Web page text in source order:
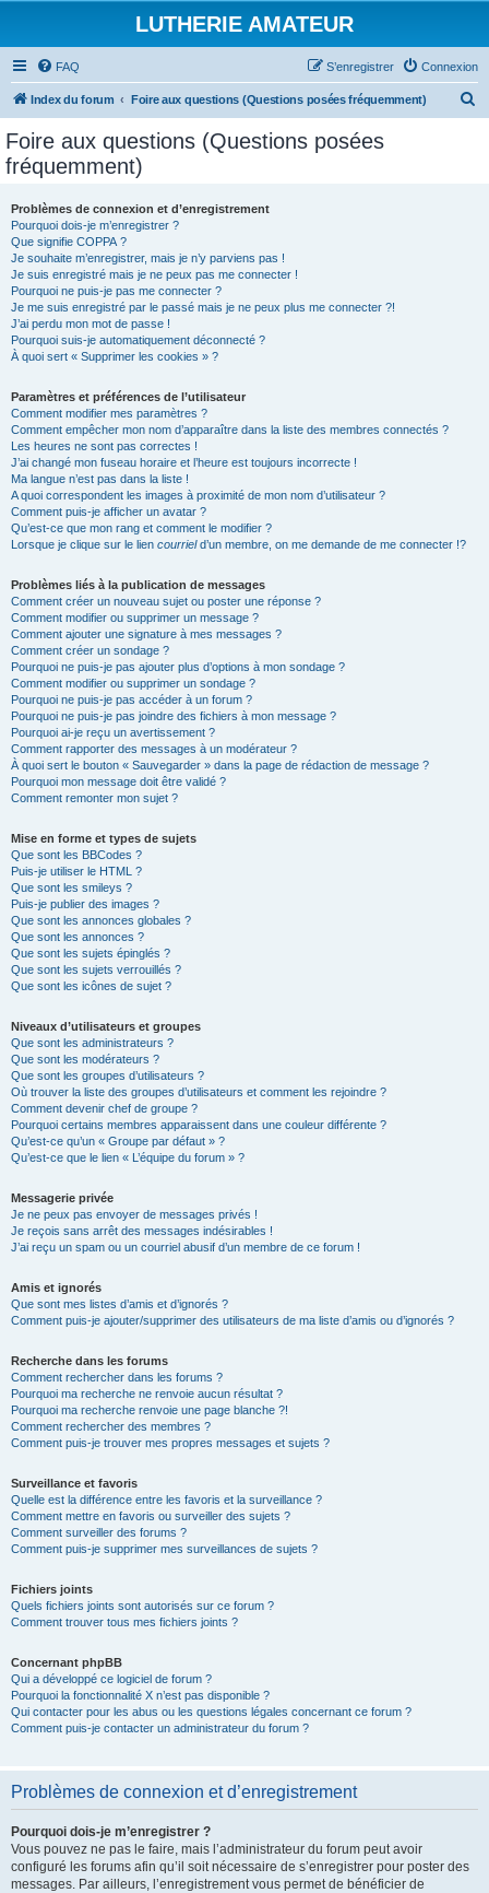
LUTHERIE AMATEUR
FAQ Connexion
S’enregistrer
Index du forum Foire aux questions (Questions posées fréquemment)
Foire aux questions (Questions posées
fréquemment)
Problèmes de connexion et d’enregistrement
Pourquoi dois-je m’enregistrer ?
Que signifie COPPA ?
Je souhaite m’enregistrer, mais je n’y parviens pas !
Je suis enregistré mais je ne peux pas me connecter !
Pourquoi ne puis-je pas me connecter ?
Je me suis enregistré par le passé mais je ne peux plus me connecter ?!
J’ai perdu mon mot de passe !
Pourquoi suis-je automatiquement déconnecté ?
À quoi sert « Supprimer les cookies » ?
Paramètres et préférences de l’utilisateur
Comment modifier mes paramètres ?
Comment empêcher mon nom d’apparaître dans la liste des membres connectés ?
Les heures ne sont pas correctes !
J’ai changé mon fuseau horaire et l’heure est toujours incorrecte !
Ma langue n’est pas dans la liste !
A quoi correspondent les images à proximité de mon nom d’utilisateur ?
Comment puis-je afficher un avatar ?
Qu’est-ce que mon rang et comment le modifier ?
Lorsque je clique sur le lien courrield’un membre, on me demande de me connecter !?
Problèmes liés à la publication de messages
Comment créer un nouveau sujet ou poster une réponse ?
Comment modifier ou supprimer un message ?
Comment ajouter une signature à mes messages ?
Comment créer un sondage ?
Pourquoi ne puis-je pas ajouter plus d’options à mon sondage ?
Comment modifier ou supprimer un sondage ?
Pourquoi ne puis-je pas accéder à un forum ?
Pourquoi ne puis-je pas joindre des fichiers à mon message ?
Pourquoi ai-je reçu un avertissement ?
Comment rapporter des messages à un modérateur ?
À quoi sert le bouton « Sauvegarder » dans la page de rédaction de message ?
Pourquoi mon message doit être validé ?
Comment remonter mon sujet ?
Mise en forme et types de sujets
Que sont les BBCodes ?
Puis-je utiliser le HTML ?
Que sont les smileys ?
Puis-je publier des images ?
Que sont les annonces globales ?
Que sont les annonces ?
Que sont les sujets épinglés ?
Que sont les sujets verrouillés ?
Que sont les icônes de sujet ?
Niveaux d’utilisateurs et groupes
Que sont les administrateurs ?
Que sont les modérateurs ?
Que sont les groupes d’utilisateurs ?
Où trouver la liste des groupes d’utilisateurs et comment les rejoindre ?
Comment devenir chef de groupe ?
Pourquoi certains membres apparaissent dans une couleur différente ?
Qu’est-ce qu’un « Groupe par défaut » ?
Qu’est-ce que le lien « L’équipe du forum » ?
Messagerie privée
Je ne peux pas envoyer de messages privés !
Je reçois sans arrêt des messages indésirables !
J’ai reçu un spam ou un courriel abusif d’un membre de ce forum !
Amis et ignorés
Que sont mes listes d’amis et d’ignorés ?
Comment puis-je ajouter/supprimer des utilisateurs de ma liste d’amis ou d’ignorés ?
Recherche dans les forums
Comment rechercher dans les forums ?
Pourquoi ma recherche ne renvoie aucun résultat ?
Pourquoi ma recherche renvoie une page blanche ?!
Comment rechercher des membres ?
Comment puis-je trouver mes propres messages et sujets ?
Surveillance et favoris
Quelle est la différence entre les favoris et la surveillance ?
Comment mettre en favoris ou surveiller des sujets ?
Comment surveiller des forums ?
Comment puis-je supprimer mes surveillances de sujets ?
Fichiers joints
Quels fichiers joints sont autorisés sur ce forum ?
Comment trouver tous mes fichiers joints ?
Concernant phpBB
Qui a développé ce logiciel de forum ?
Pourquoi la fonctionnalité X n’est pas disponible ?
Qui contacter pour les abus ou les questions légales concernant ce forum ?
Comment puis-je contacter un administrateur du forum ?
Problèmes de connexion et d’enregistrement
Pourquoi dois-je m’enregistrer ?
Vous pouvez ne pas le faire, mais l’administrateur du forum peut avoir
configuré les forums afin qu’il soit nécessaire de s’enregistrer pour poster des
messages. Par ailleurs, l’enregistrement vous permet de bénéficier de